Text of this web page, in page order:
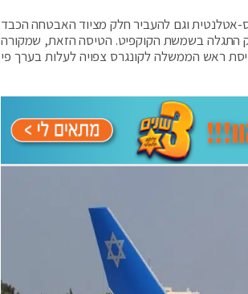
אטלנטית וגם להעביר חלק מציוד האבטחה הכבד
התגלה בשמשת הקוקפיט. הטיסה הזאת, שמקורה
עלתה למשלם המסים מעט פחות מ-200 אלף דולר. טיסת ראש הממשלה לקונגרס צפויה לעלות בערך פי